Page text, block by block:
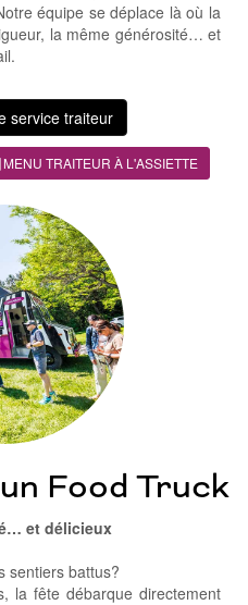
équipe se déplace là où la
la même générosité… et
service traiteur
MENU TRAITEUR À L'ASSIETTE
Food Truck
et délicieux
sentiers battus?
la fête débarque directement